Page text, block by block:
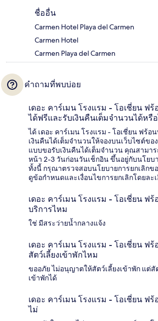
ชื่ออื่น
Carmen Hotel Playa del Carmen
Carmen Hotel
Carmen Playa del Carmen
คำถามที่พบบ่อย
เดอะ คาร์เมน โรงแรม - โอเชี่ยน ฟ
ได้ฟรีและรับเงินคืนเต็มจำนวนได้หรื
ได้ เดอะ คาร์เมน โรงแรม - โอเชี่ยน ฟร้
เงินคืนได้เต็มจำนวนให้จองบนเว็บไซต์ขอ
แบบขอรับเงินคืนได้เต็มจำนวน คุณสามาร
หน้า 2-3 วันก่อนวันเช็กอิน ขึ้นอยู่กับนโยบ
ทั้งนี้ กรุณาตรวจสอบนโยบายการยกเลิกข
ดูข้อกำหนดและเงื่อนไขการยกเลิกโดยละ
เดอะ คาร์เมน โรงแรม - โอเชี่ยน ฟ
บริการไหม
ใช่ มีสระว่ายน้ำกลางแจ้ง
เดอะ คาร์เมน โรงแรม - โอเชี่ยน ฟ
สัตว์เลี้ยงเข้าพักไหม
ขออภัย ไม่อนุญาตให้สัตว์เลี้ยงเข้าพัก แต่
เข้าพักได้
เดอะ คาร์เมน โรงแรม - โอเชี่ยน ฟ
ไม่